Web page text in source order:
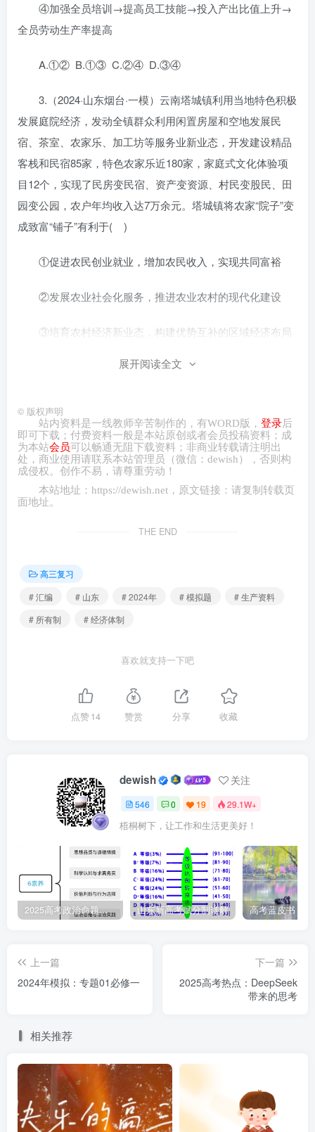
④加强全员培训→提高员工技能→投入产出比值上升→
全员劳动生产率提高
A.①② B.①③ C.②④ D.③④
3.（2024·山东烟台·一模）云南塔城镇利用当地特色积极
发展庭院经济，发动全镇群众利用闲置房屋和空地发展民
宿、茶室、农家乐、加工坊等服务业新业态，开发建设精品
客栈和民宿85家，特色农家乐近180家，家庭式文化体验项
目12个，实现了民房变民宿、资产变资源、村民变股民、田
园变公园，农户年均收入达7万余元。塔城镇将农家“院子”变
成致富“铺子”有利于( )
①促进农民创业就业，增加农民收入，实现共同富裕
②发展农业社会化服务，推进农业农村的现代化建设
③培育农村经济新业态，构建优势互补的区域经济布局
④盘活闲置的生产要素，将资源优势与特色产业相融合
4.（2024·山东青岛·三模）公开市场活动是指中央银行在
金融市场上买进或卖出有价证券。今年以来，我国债券市场
持续走强，长期国债收益率震荡下行。近日，财政部公开发
文表态，要加强财政与货币政策、金融改革的协调配合，支
①实现货币和财政两个渠道的流动性释放
②减少商业银行准备金，降低企业贷款成本
A.①③ B.①④ C.②③ D.②④
象推导过程符合经济学原理的是( )
①刺激消费政策持续发力 ②加强体育场馆和场地夜间
④以精神文化需求替代物质生活需求 ⑤拉动当地经济
增长
展开阅读全文
© 版权声明
站内资料是一线教师辛苦制作的，有WORD版， 登录后
即可下载；付费资料一般是本站原创或者会员投稿资料；成
为本站会员可以畅通无阻下载资料；非商业转载请注明出
处，商业使用请联系本站管理员（微信： dewish ），否则构
成侵权。创作不易，请尊重劳动！
本站地址： https://dewish.net ，原文链接：请复制转载页
面地址。
THE END
高三复习
# 汇编
# 山东 # 2024年 # 模拟题
# 生产资料
# 所有制
# 经济体制
喜欢就支持一下吧
点赞14 赞赏 分享 收藏
dewish 关注
546 0 19 29.1W+
梧桐树下，让工作和生活更美好！
2025高考政治命题纲要解读 山东新高考赋分制详解
上一篇
2024年模拟：专题01必修一
下一篇
2025高考热点：DeepSeek
带来的思考
相关推荐